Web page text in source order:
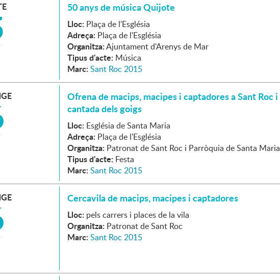
50 anys de música Quijote
Lloc: Plaça de l'Església
Adreça: Plaça de l'Església
Organitza:Ajuntament d'Arenys de Mar
Tipus d'acte: Música
Marc: Sant Roc 2015
Ofrena de macips, macipes i captadores a Sant Roc i
cantada dels goigs
Lloc: Església de Santa Maria
Adreça: Plaça de l'Església
Organitza: Patronat de Sant Roc i Parròquia de Santa Maria
Tipus d'acte: Festa
Marc: Sant Roc 2015
Cercavila de macips, macipes i captadores
Lloc: pels carrers i places de la vila
Organitza: Patronat de Sant Roc
Marc: Sant Roc 2015